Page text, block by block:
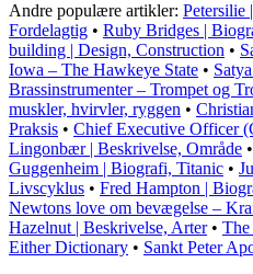
Andre populære artikler: Petersilie
Fordelagtig • Ruby Bridges |
building | Design, Construction •
Iowa – The Hawkeye State •
Brassinstrumenter – Trompet og
muskler, hvirvler, ryggen •
Praksis • Chief Executive Officer
Lingonbær | Beskrivelse, Område •
Guggenheim | Biografi, Titanic •
Livscyklus • Fred Hampton |
Newtons love om bevægelse –
Hazelnut | Beskrivelse, Arter• The
Either Dictionary • Sankt Peter